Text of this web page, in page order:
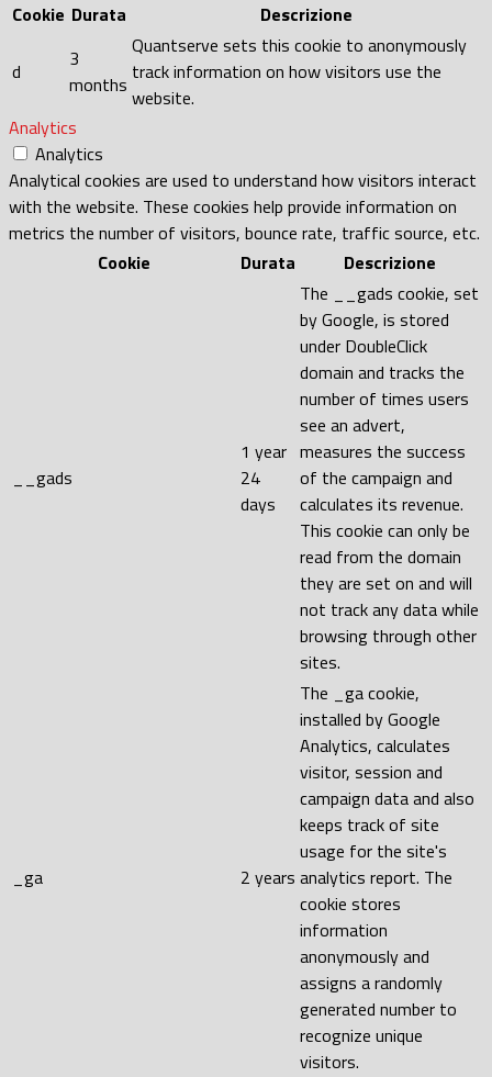
Cookie Durata Descrizione
d
3
months
Quantserve sets this cookie to anonymously
track information on how visitors use the
website.
Analytics
Analytics
Analytical cookies are used to understand how visitors interact
with the website. These cookies help provide information on
metrics the number of visitors, bounce rate, traffic source, etc.
Cookie
Durata Descrizione
__gads
1 year
24
days
The __gads cookie, set
by Google, is stored
under DoubleClick
domain and tracks the
number of times users
see an advert,
measures the success
of the campaign and
calculates its revenue.
This cookie can only be
read from the domain
they are set on and will
not track any data while
browsing through other
sites.
_ga 2 years
The _ga cookie,
installed by Google
Analytics, calculates
visitor, session and
campaign data and also
keeps track of site
usage for the site's
analytics report. The
cookie stores
information
anonymously and
assigns a randomly
generated number to
recognize unique
visitors.